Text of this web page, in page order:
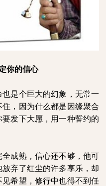
你的信心
是个巨大的幻象，无常一
，因为什么都是因缘聚合
发下大愿，用一种誓约的
成熟，信心还不够，他可
弃了红尘的许多享乐，却
希望，修行中也得不到任